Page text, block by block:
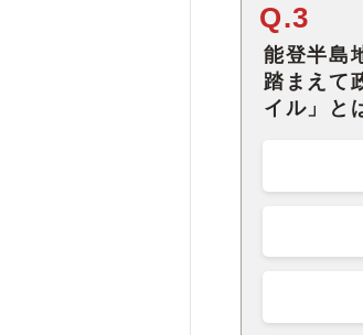
Q.3
能登半島
踏まえて
イル」と